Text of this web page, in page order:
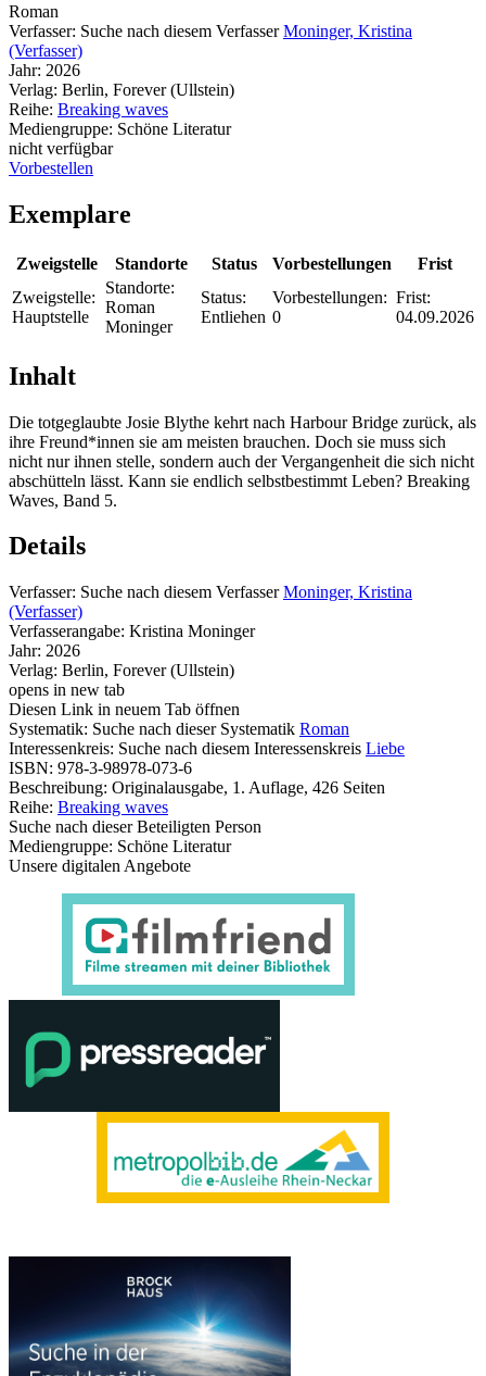
Roman
Verfasser: Suche nach diesem Verfasser Moninger, Kristina
(Verfasser)
Jahr: 2026
Verlag: Berlin, Forever (Ullstein)
Reihe: Breaking waves
Mediengruppe: Schöne Literatur
nicht verfügbar
Vorbestellen
Exemplare
Zweigstelle Standorte Status Vorbestellungen
Frist
Zweigstelle:
Hauptstelle
Standorte:
Roman
Moninger
Status:
Entliehen
Vorbestellungen:
0
Frist:
04.09.2026
Inhalt
Die totgeglaubte Josie Blythe kehrt nach Harbour Bridge zurück, als
ihre Freund*innen sie am meisten brauchen. Doch sie muss sich
nicht nur ihnen stelle, sondern auch der Vergangenheit die sich nicht
abschütteln lässt. Kann sie endlich selbstbestimmt Leben? Breaking
Waves, Band 5.
Details
Verfasser: Suche nach diesem Verfasser Moninger, Kristina
(Verfasser)
Verfasserangabe: Kristina Moninger
Jahr: 2026
Verlag: Berlin, Forever (Ullstein)
opens in new tab
Diesen Link in neuem Tab öffnen
Systematik: Suche nach dieser Systematik Roman
Interessenkreis: Suche nach diesem Interessenskreis Liebe
ISBN: 978-3-98978-073-6
Beschreibung: Originalausgabe, 1. Auflage, 426 Seiten
Reihe: Breaking waves
Suche nach dieser Beteiligten Person
Mediengruppe: Schöne Literatur
Unsere digitalen Angebote